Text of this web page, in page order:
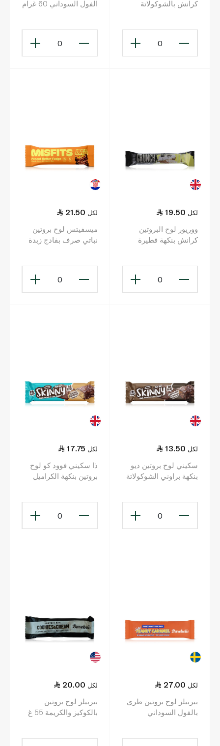
كرانش بالشوكولاتة
0
الفول السوداني 60 غرام
0
19.50 لكل
ووريور لوح البروتين
كرانش بنكهة فطيرة
0
21.50 لكل
ميسفيتس لوح بروتين
نباتي صرف بفادج زبدة
0
13.50 لكل
سكيني لوح بروتين ديو
بنكهة براوني الشوكولاتة
0
17.75 لكل
ذا سكيني فوود كو لوح
بروتين بنكهة الكراميل
0
27.00 لكل
بيربيلز لوح بروتين طري
بالفول السوداني
20.00 لكل
بيربيلز لوح بروتين
بالكوكيز والكريمة 55 غ